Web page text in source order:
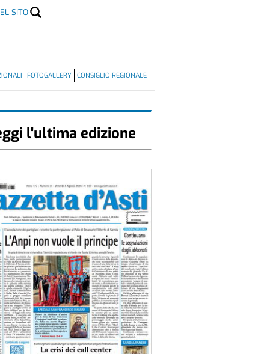
SITO
FOTOGALLERY CONSIGLIO REGIONALE
l'ultima edizione